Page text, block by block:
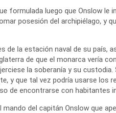
formulada luego que Onslow le
posesión del archipiélago, y
de la estación naval de su país,
de que el monarca vería
la soberanía y su
y que tal vez podría usarse los
de encontrarse con habitantes
mando del capitán Onslow que